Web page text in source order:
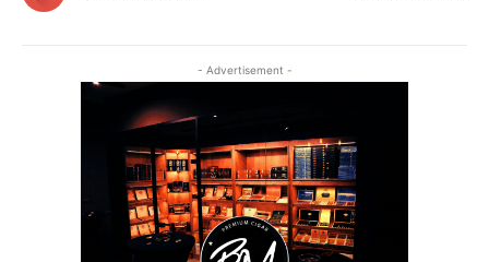
- Advertisement -